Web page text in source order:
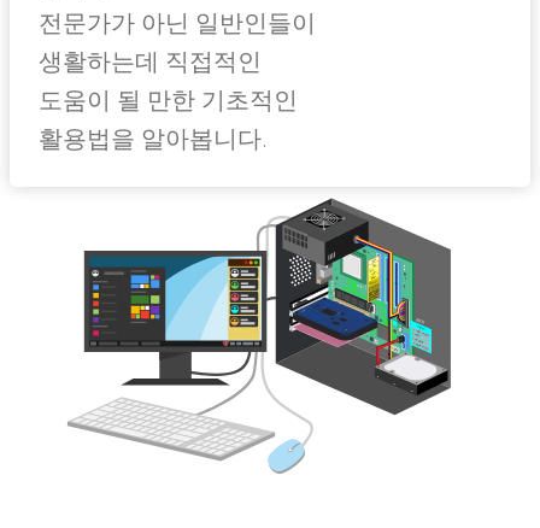
전문가가 아닌 일반인들이
생활하는데 직접적인
도움이 될 만한 기초적인
활용법을 알아봅니다.